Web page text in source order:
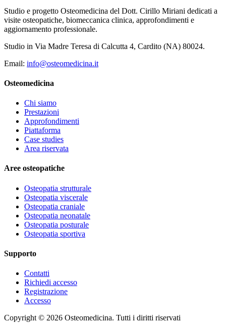
Studio e progetto Osteomedicina del Dott. Cirillo Miriani dedicati a
visite osteopatiche, biomeccanica clinica, approfondimenti e
aggiornamento professionale.
Studio in Via Madre Teresa di Calcutta 4, Cardito (NA) 80024.
Email: info@osteomedicina.it
Osteomedicina
Chi siamo
Prestazioni
Approfondimenti
Piattaforma
Case studies
Area riservata
Aree osteopatiche
Osteopatia strutturale
Osteopatia viscerale
Osteopatia craniale
Osteopatia neonatale
Osteopatia posturale
Osteopatia sportiva
Supporto
Contatti
Richiedi accesso
Registrazione
Accesso
Copyright © 2026 Osteomedicina. Tutti i diritti riservati